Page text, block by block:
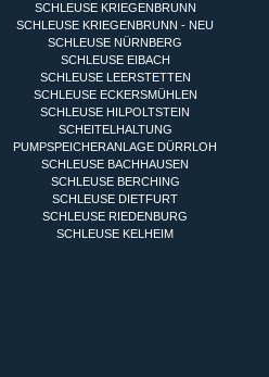
SCHLEUSE KRIEGENBRUNN
SCHLEUSE KRIEGENBRUNN - NEU
SCHLEUSE NÜRNBERG
SCHLEUSE EIBACH
SCHLEUSE LEERSTETTEN
SCHLEUSE ECKERSMÜHLEN
SCHLEUSE HILPOLTSTEIN
SCHEITELHALTUNG
PUMPSPEICHERANLAGE DÜRRLOH
SCHLEUSE BACHHAUSEN
SCHLEUSE BERCHING
SCHLEUSE DIETFURT
SCHLEUSE RIEDENBURG
SCHLEUSE KELHEIM